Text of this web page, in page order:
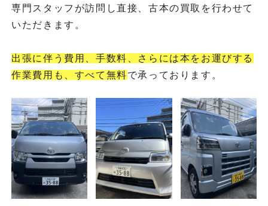
専門スタッフが訪問し直接、古本の買取を行わせて
いただきます。
出張に伴う費用、手数料、さらには本をお運びする
作業費用も、すべて無料で承っております。